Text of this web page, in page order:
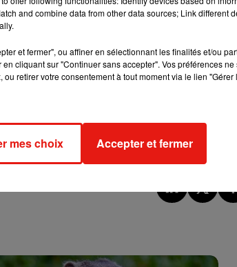
sauvage.
et des Deux Lacs), les Côtes d’Armor
novembre 2019 : 490 hectares de nature dans
and combine data from other data sources; Link different
et fermer", ou affiner en sélectionnant les finalités et/ou
cliquant sur "Continuer sans accepter". Vos préférences
retirer votre consentement à tout moment via le lien
mes choix Accepter et fermer